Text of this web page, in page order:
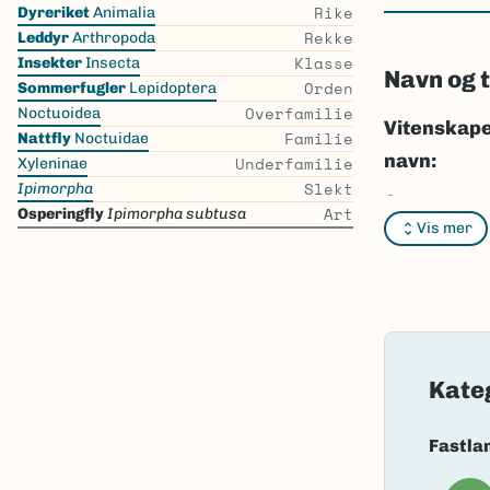
the
list
DyreriketAnimalia Rike
LeddyrArthropoda Rekke
InsekterInsecta Klasse
Sommerfugler Lepidoptera Orden
Noctuoidea Overfamilie
Nattfly Noctuidae Familie
Xyleninae Underfamilie
Ipimorpha Slekt
OsperingflyIpimorpha subtusa Art
Navn og
Vis mer
navn:
Synonymer:
Bokmål:
Takson ID:
Gå til